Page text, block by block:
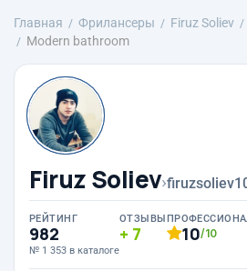
Главная Фрилансеры Firuz Soliev
Modern bathroom
Firuz Soliev›
РЕЙТИНГ
982
№ 1 353 в каталоге
ОТЗЫВЫ
7 10/10